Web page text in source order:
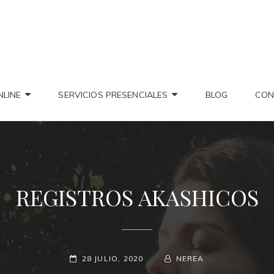
SERVICIOS PRESENCIALES BLOG
REGISTROS AKASHICOS
PUBLICADO
28 JULIO, 2020
BY
BYLINE
NEREA